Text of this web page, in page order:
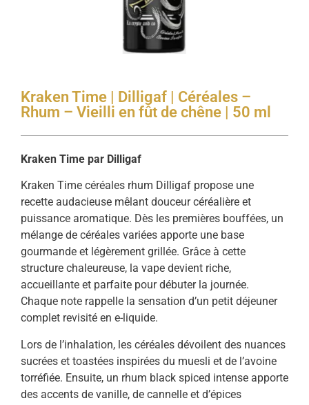
Kraken Time | Dilligaf | Céréales –
Rhum – Vieilli en fût de chêne | 50 ml
Kraken Time par Dilligaf
Kraken Time céréales rhum Dilligaf propose une
recette audacieuse mêlant douceur céréalière et
puissance aromatique. Dès les premières bouffées, un
mélange de céréales variées apporte une base
gourmande et légèrement grillée. Grâce à cette
structure chaleureuse, la vape devient riche,
accueillante et parfaite pour débuter la journée.
Chaque note rappelle la sensation d’un petit déjeuner
complet revisité en e-liquide.
Lors de l’inhalation, les céréales dévoilent des nuances
sucrées et toastées inspirées du muesli et de l’avoine
torréfiée. Ensuite, un rhum black spiced intense apporte
des accents de vanille, de cannelle et d’épices